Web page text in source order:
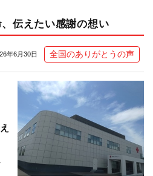
伝えたい感謝の想い
年6月30日 全国のありがとうの声